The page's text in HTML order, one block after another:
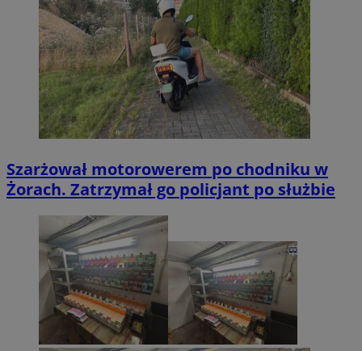
Szarżował motorowerem po chodniku w
Żorach. Zatrzymał go policjant po służbie